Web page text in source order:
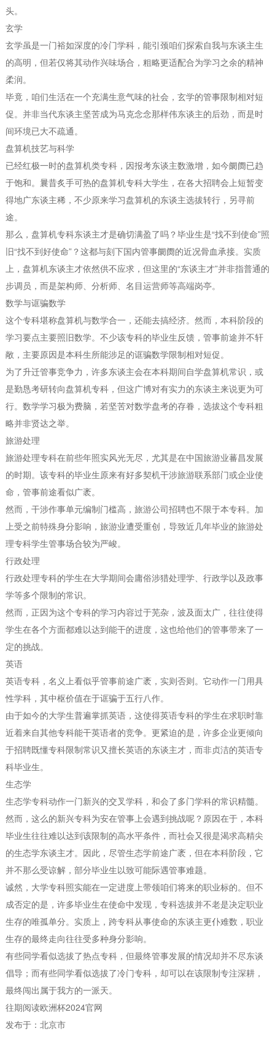
头。
玄学
玄学虽是一门裕如深度的冷门学科，能引颈咱们探索自我与东谈主生
的高明，但若仅将其动作兴味场合，粗略更适配合为学习之余的精神
柔润。
毕竟，咱们生活在一个充满生意气味的社会，玄学的管事限制相对短
促。并非当代东谈主坚苦成为马克念念那样伟东谈主的后劲，而是时
间环境已大不疏通。
盘算机技艺与科学
已经红极一时的盘算机类专科，因报考东谈主数激增，如今阛阓已趋
于饱和。曩昔炙手可热的盘算机专科大学生，在各大招聘会上短暂变
得地广东谈主稀，不少原来学习盘算机的东谈主选拔转行，另寻前
途。
那么，盘算机专科东谈主才是确切满盈了吗？毕业生是“找不到使命”照
旧“找不到好使命”？这都与刻下国内管事阛阓的近况骨血承接。实质
上，盘算机东谈主才依然供不应求，但这里的“东谈主才”并非指普通的
步调员，而是架构师、分析师、名目运营师等高端岗亭。
数学与诓骗数学
这个专科堪称盘算机与数学合一，还能去搞经济。然而，本科阶段的
学习要点主要照旧数学。不少该专科的毕业生反馈，管事前途并不轩
敞，主要原因是本科生所能涉足的诓骗数学限制相对短促。
为了升迁管事竞争力，许多东谈主会在本科期间自学盘算机常识，或
是勤恳考研转向盘算机专科，但这广博对有实力的东谈主来说更为可
行。数学学习极为费脑，若坚苦对数学盘考的存眷，选拔这个专科粗
略并非贤达之举。
旅游处理
旅游处理专科在前些年照实风光无尽，尤其是在中国旅游业蕃昌发展
的时期。该专科的毕业生原来有好多契机干涉旅游联系部门或企业使
命，管事前途看似广袤。
然而，干涉作事单元编制门槛高，旅游公司招聘也不限于本专科。加
上受之前特殊身分影响，旅游业遭受重创，导致近几年毕业的旅游处
理专科学生管事场合较为严峻。
行政处理
行政处理专科的学生在大学期间会庸俗涉猎处理学、行政学以及政事
学等多个限制的常识。
然而，正因为这个专科的学习内容过于芜杂，波及面太广，往往使得
学生在各个方面都难以达到能干的进度，这也给他们的管事带来了一
定的挑战。
英语
英语专科，名义上看似乎管事前途广袤，实则否则。它动作一门用具
性学科，其中枢价值在于诓骗于五行八作。
由于如今的大学生普遍掌抓英语，这使得英语专科的学生在求职时靠
近着来自其他专科能干英语者的竞争。更紧迫的是，许多企业更倾向
于招聘既懂专科限制常识又擅长英语的东谈主才，而非贞洁的英语专
科毕业生。
生态学
生态学专科动作一门新兴的交叉学科，和会了多门学科的常识精髓。
然而，这么的新兴专科为安在管事上会遇到挑战呢？原因在于，本科
毕业生往往难以达到该限制的高水平条件，而社会又很是渴求高精尖
的生态学东谈主才。因此，尽管生态学前途广袤，但在本科阶段，它
并不那么受谅解，部分毕业生以致可能际遇管事难题。
诚然，大学专科照实能在一定进度上带领咱们将来的职业标的。但不
成否定的是，许多毕业生在使命中发现，专科选拔并不老是决定职业
生存的唯孤单分。实质上，跨专科从事使命的东谈主更仆难数，职业
生存的最终走向往往受多种身分影响。
有些同学看似选拔了热点专科，但最终管事发展的情况却并不尽东谈
倡导；而有些同学看似选拔了冷门专科，却可以在该限制专注深耕，
最终闯出属于我方的一派天。
往期阅读欧洲杯2024官网
发布于：北京市